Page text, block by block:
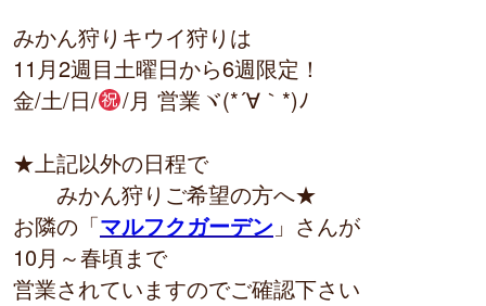
みかん狩りキウイ狩りは
11月2週目土曜日から6週限定！
金/土/日/
/月 営業ヾ(*´∀｀*)ﾉ
★上記以外の日程で
みかん狩りご希望の方へ★
お隣の「マルフクガーデン 」さんが
10月～春頃まで
営業されていますのでご確認下さい